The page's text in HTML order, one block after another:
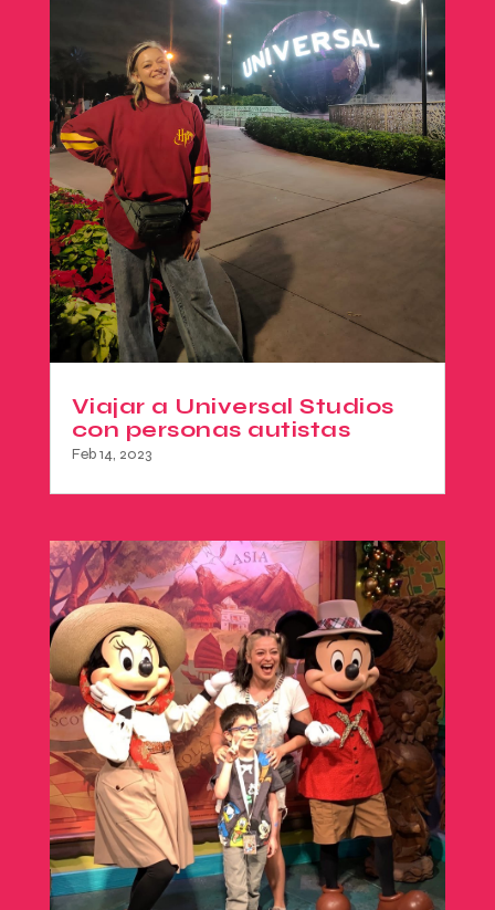
Viajar a Universal Studios
con personas autistas
Feb 14, 2023